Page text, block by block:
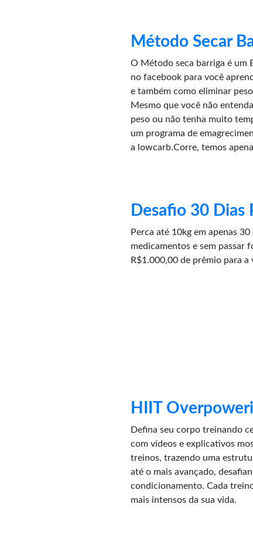
Método Secar
O Método seca barriga é um
no facebook para você
e também como eliminar
Mesmo que você não
peso ou não tenha muito
um programa de
a lowcarb.Corre, temos
Desafio 30 Dias
Perca até 10kg em apenas
medicamentos e sem passar
R$1.000,00 de prêmio para a
HIIT
Defina seu corpo treinando
com vídeos e explicativos
treinos, trazendo uma
até o mais avançado,
condicionamento. Cada
mais intensos da sua vida.